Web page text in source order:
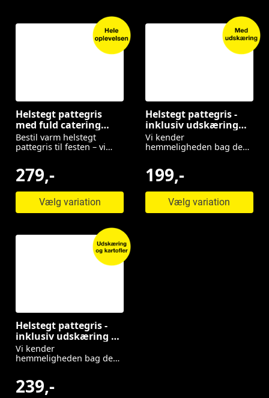
Helstegt pattegris
med fuld catering
inkl. servering -
minimum 40 kuverter.
Bestil varm helstegt
pattegris til festen – vi
udskærer, så du bare kan
nyde
279,-
Vælg variation
Helstegt pattegris -
inklusiv udskæring
minimum 40 kuverter
Vi kender
hemmeligheden bag den
pattegris
199,-
Vælg variation
Helstegt pattegris -
inklusiv udskæring og
kartofler minimum 40
kuverter
Vi kender
hemmeligheden bag den
pattegris
239,-